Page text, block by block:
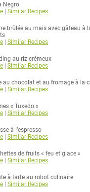
Negro
Similar Recipes
brûlée au maïs avec gâteau à
Similar Recipes
au riz crémeux
Similar Recipes
au chocolat et au fromage à la
Similar Recipes
« Tuxedo »
Similar Recipes
à l’espresso
Similar Recipes
de fruits « feu et glace »
Similar Recipes
à tarte au robot culinaire
Similar Recipes